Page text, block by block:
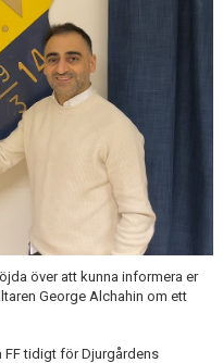
över att kunna informera er
George Alchahin om ett
tidigt för Djurgårdens